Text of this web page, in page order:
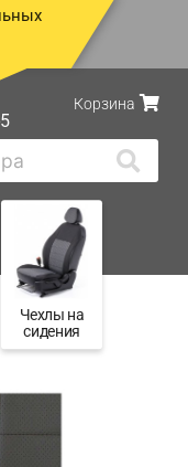
Корзина
Чехлы на
сидения